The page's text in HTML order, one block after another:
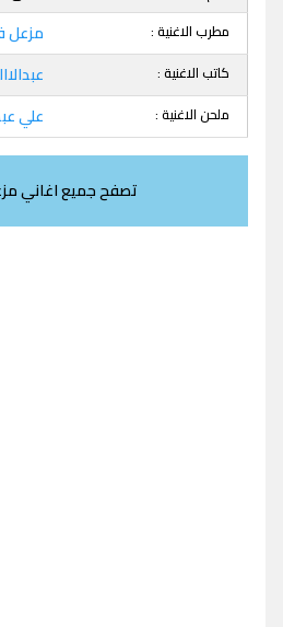
مطرب الاغنية :
مزعل
كاتب الاغنية :
ملحن الاغنية : علي
تصفح جميع اغاني